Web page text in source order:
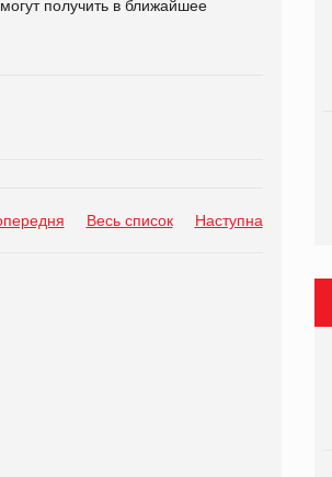
получить в ближайшее
Весь список Наступна